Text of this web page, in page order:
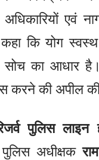
अधिकारियों एवं
कि योग
का आधार
करने की अपील
पुलिस लाइन
अधीक्षक